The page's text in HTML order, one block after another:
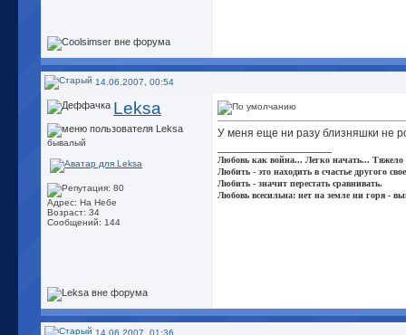
14.06.2007, 00:54
Leksa
бывалый
Адрес: На Небе
Возраст: 34
Сообщений: 144
У меня еще ни разу близняшки не
Любовь как война... Легко начать...
Любить - это находить в счастье другого свое
Любить - значит перестать сравнивать.
Любовь всесильна: нет на земле ни горя -
14.06.2007, 01:36